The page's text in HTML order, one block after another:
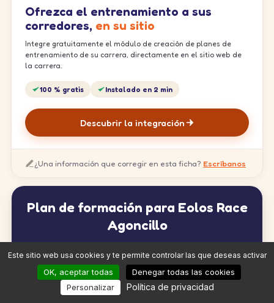
Ofrezca el entrenamiento a sus
corredores, en su sitio
Integre gratuitamente el módulo de creación de planes de
entrenamiento de su carrera, directamente en el sitio web de
la carrera.
100 % gratis Instalado en 2 min
Descubrir la integración
¿Una información que corregir en esta ficha? Escríbanos
Plan de formación para Eolos Race
Agoncillo
Este sitio web usa cookies y te permite controlar las que deseas activar
OK, aceptar todas
Denegar todas las cookies
Personalizar
Política de privacidad